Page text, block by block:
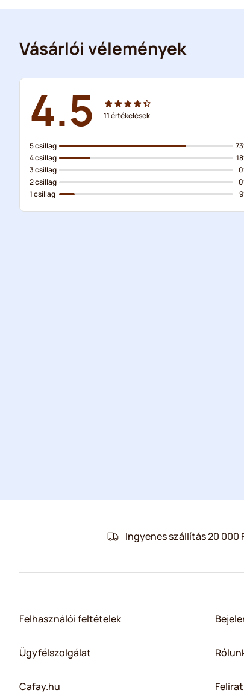
Vásárlói vélemények
4.5 11értékelések
5 csillag
4 csillag
3 csillag
2 csillag
1 csillag
Ingyenes szállítás 20 000
Felhasználói feltételek
Ügyfélszolgálat
Cafay.hu